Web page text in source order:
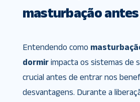
masturbação
Entendendo como
dormirimpacta os sistemas de
crucial antes de entrar nos
desvantagens. Durante a